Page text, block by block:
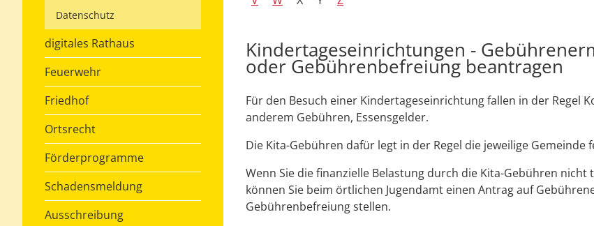
Datenschutz
digitales Rathaus
Feuerwehr
Friedhof
Ortsrecht
Förderprogramme
Schadensmeldung
Ausschreibung
Kindertageseinrichtungen -
oder Gebührenbefreiung beantragen
Für den Besuch einer Kindertageseinrichtung fallen in der Regel
anderem Gebühren, Essensgelder.
Die Kita-Gebühren dafür legt in der Regel die jeweilige Gemeinde
Wenn Sie die finanzielle Belastung durch die Kita-Gebühren nicht
können Sie beim örtlichen Jugendamt einen Antrag auf
Gebührenbefreiung stellen.